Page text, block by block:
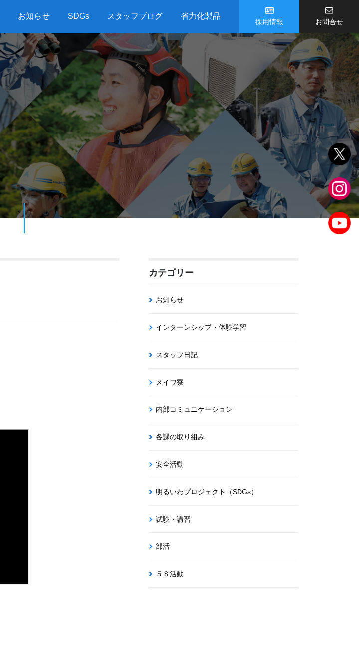
お知らせ SDGs スタッフブログ 省力化製品
採用情報 お問合せ
カテゴリー
お知らせ
インターンシップ・体験学習
スタッフ日記
メイワ寮
内部コミュニケーション
各課の取り組み
安全活動
明るいわプロジェクト（SDGs）
試験・講習
部活
５Ｓ活動